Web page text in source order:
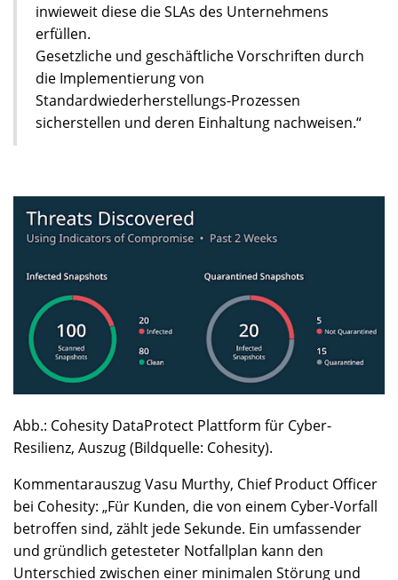
inwieweit diese die SLAs des Unternehmens
erfüllen.
Gesetzliche und geschäftliche Vorschriften durch
die Implementierung von
Standardwiederherstellungs-Prozessen
sicherstellen und deren Einhaltung nachweisen.“
Abb.: Cohesity DataProtect Plattform für Cyber-
Resilienz, Auszug (Bildquelle: Cohesity).
Kommentarauszug Vasu Murthy, Chief Product Officer
bei Cohesity: „Für Kunden, die von einem Cyber-Vorfall
betroffen sind, zählt jede Sekunde. Ein umfassender
und gründlich getesteter Notfallplan kann den
Unterschied zwischen einer minimalen Störung und